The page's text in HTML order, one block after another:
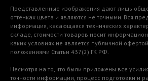
Представленные изображения дают лишь
оттенках цвета и являются не точными. Вся
информация, касающаяся технических
складе, стоимости товаров носит
каких условиях не является публичной
положениями Статьи 437(2) ГК РФ.
Несмотря на то, что были приложены все
точности информации, процесс подготовки и